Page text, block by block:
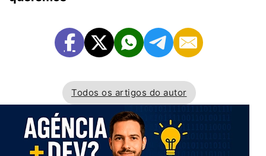
Todos os artigos do autor